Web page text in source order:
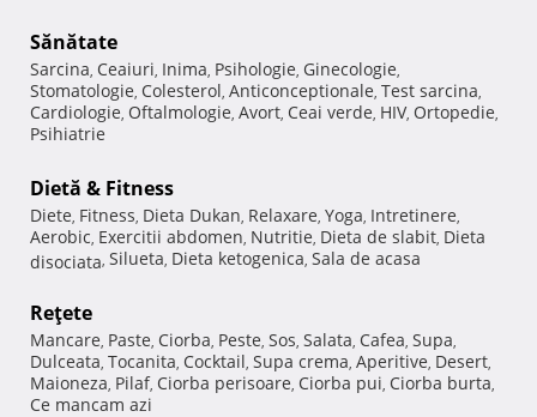
Sănătate
Sarcina, Ceaiuri, Inima, Psihologie, Ginecologie,
Stomatologie, Colesterol, Anticonceptionale, Test sarcina,
Cardiologie, Oftalmologie, Avort, Ceai verde, HIV, Ortopedie,
Psihiatrie
Dietă & Fitness
Diete, Fitness, Dieta Dukan, Relaxare, Yoga, Intretinere,
Aerobic, Exercitii abdomen, Nutritie, Dieta de slabit, Dieta
disociata, Silueta, Dieta ketogenica, Sala de acasa
Reţete
Mancare, Paste, Ciorba, Peste, Sos, Salata, Cafea, Supa,
Dulceata, Tocanita, Cocktail, Supa crema, Aperitive, Desert,
Maioneza, Pilaf, Ciorba perisoare, Ciorba pui, Ciorba burta,
Ce mancam azi